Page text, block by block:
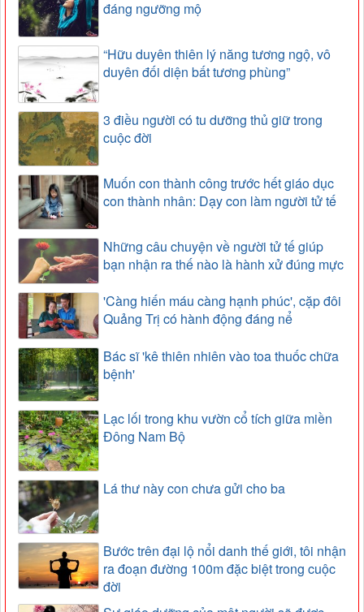
đáng ngưỡng mộ
“Hữu duyên thiên lý năng tương ngộ, vô
duyên đối diện bất tương phùng”
3 điều người có tu dưỡng thủ giữ trong
cuộc đời
Muốn con thành công trước hết giáo dục
con thành nhân: Dạy con làm người tử tế
Những câu chuyện về người tử tế giúp
bạn nhận ra thế nào là hành xử đúng mực
'Càng hiến máu càng hạnh phúc', cặp đôi
Quảng Trị có hành động đáng nể
Bác sĩ 'kê thiên nhiên vào toa thuốc chữa
bệnh'
Lạc lối trong khu vườn cổ tích giữa miền
Đông Nam Bộ
Lá thư này con chưa gửi cho ba
Bước trên đại lộ nổi danh thế giới, tôi nhận
ra đoạn đường 100m đặc biệt trong cuộc
đời